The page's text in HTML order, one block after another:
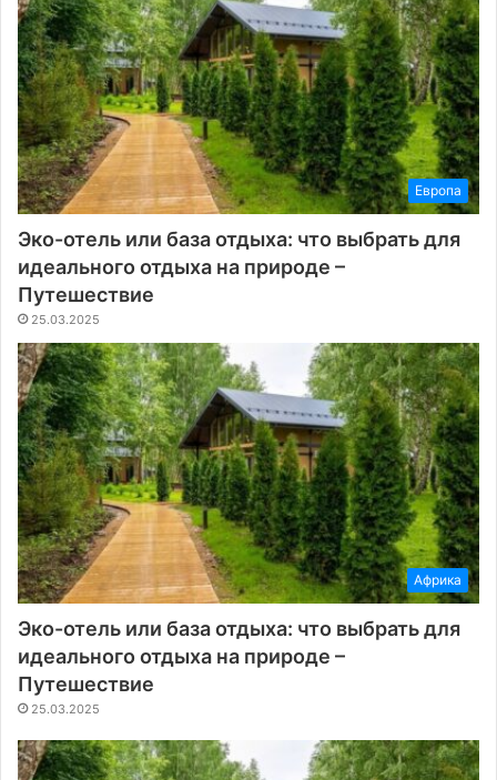
Европа
Эко-отель или база отдыха: что выбрать для
идеального отдыха на природе –
Путешествие
25.03.2025
Африка
Эко-отель или база отдыха: что выбрать для
идеального отдыха на природе –
Путешествие
25.03.2025